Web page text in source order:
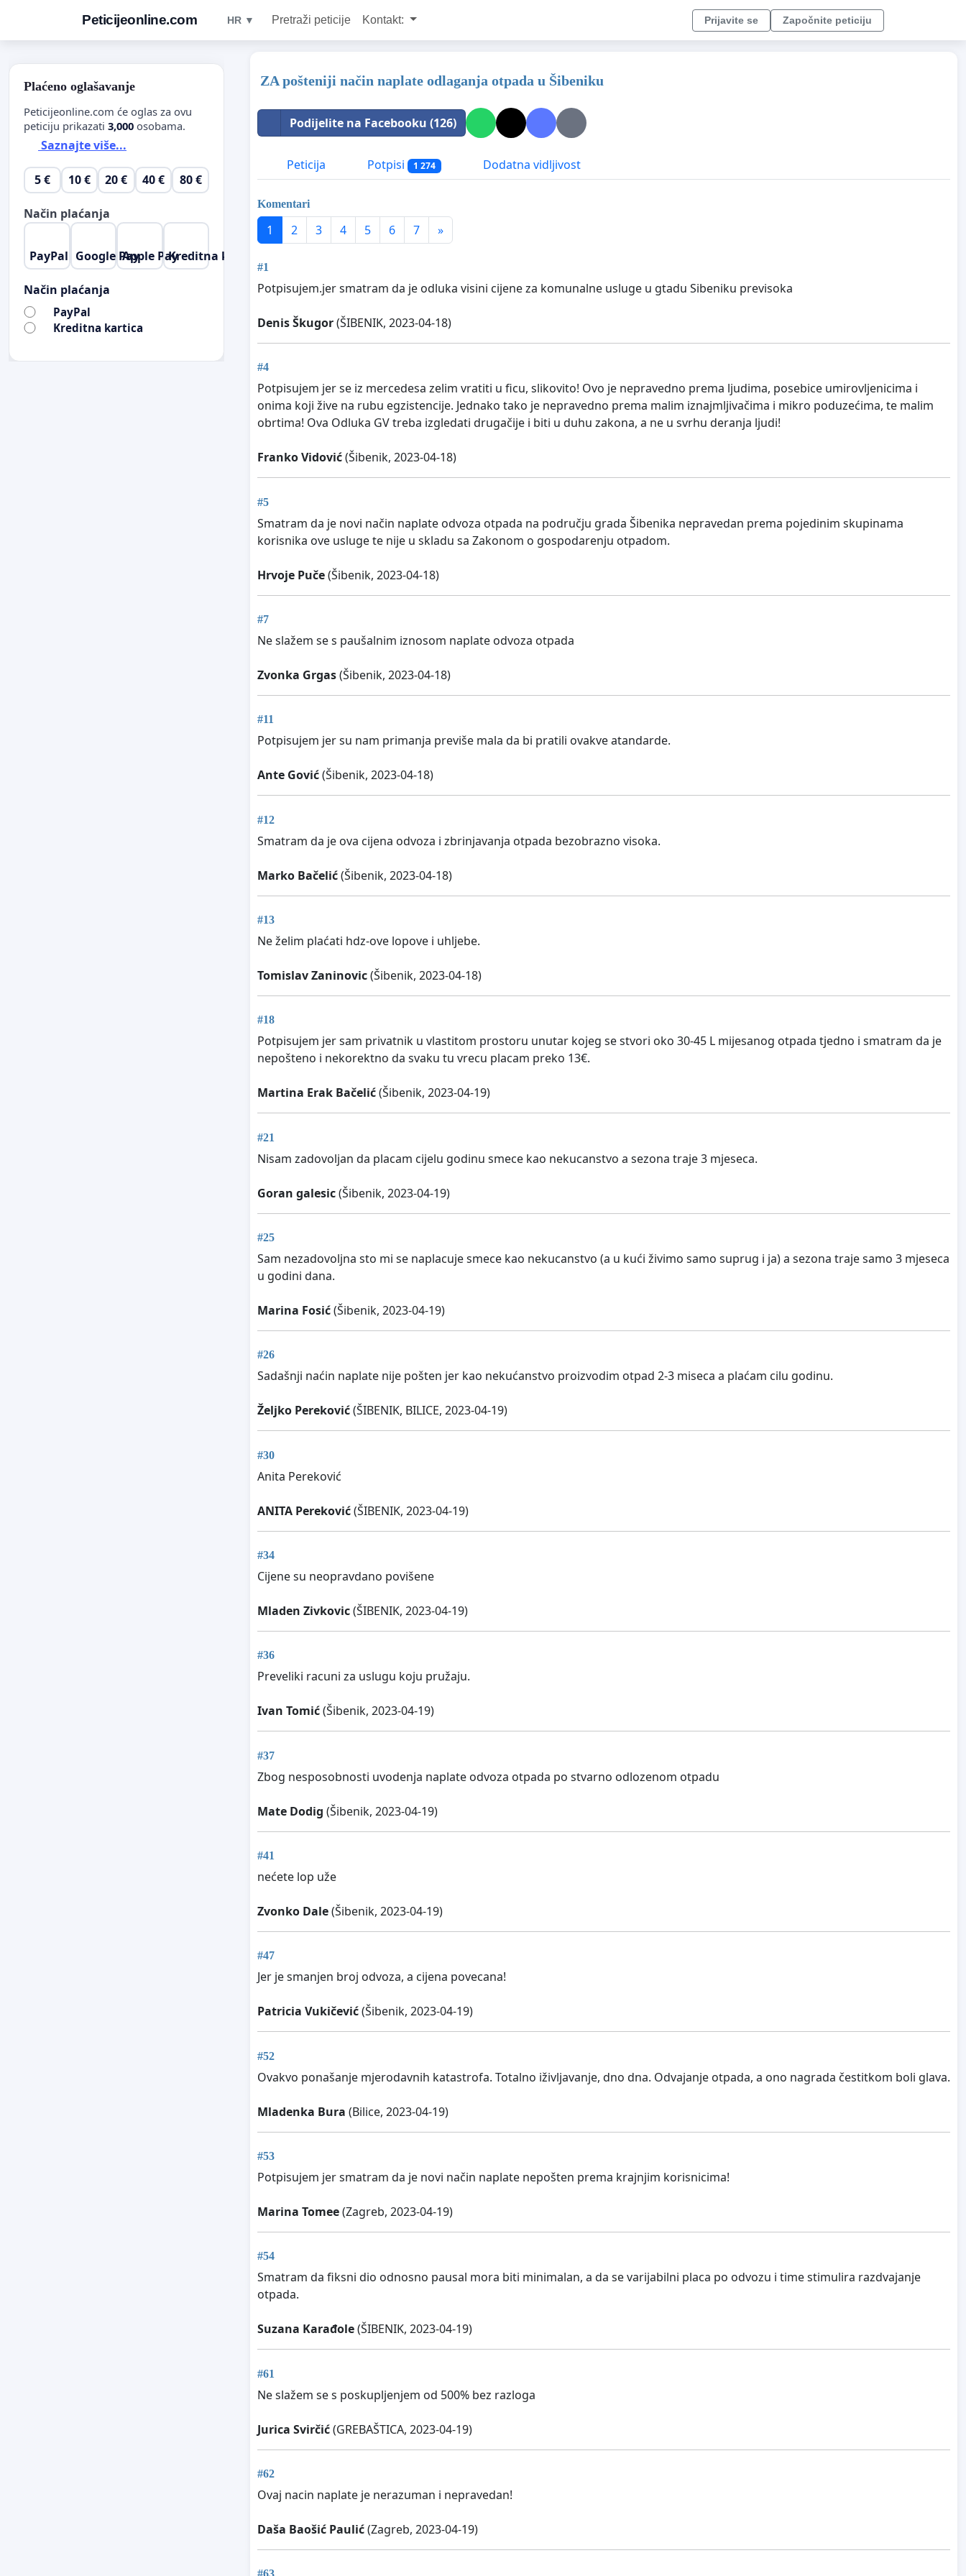
Peticijeonline.com HR ▼ Pretraži peticije Kontakt: Prijavite se Započnite peticiju
ZA pošteniji način naplate odlaganja otpada u Šibeniku
Podijelite na Facebooku (126)
Peticija Potpisi 1 274 Dodatna vidljivost
Komentari
1 2 3 4 5 6 7 »
#1
Potpisujem.jer smatram da je odluka visini cijene za komunalne usluge u gtadu Sibeniku previsoka
Denis Škugor(ŠIBENIK, 2023-04-18)
#4
Potpisujem jer se iz mercedesa zelim vratiti u ficu, slikovito! Ovo je nepravedno prema ljudima, posebice umirovljenicima i
onima koji žive na rubu egzistencije. Jednako tako je nepravedno prema malim iznajmljivačima i mikro poduzećima, te malim
obrtima! Ova Odluka GV treba izgledati drugačije i biti u duhu zakona, a ne u svrhu deranja ljudi!
Franko Vidović(Šibenik, 2023-04-18)
#5
Smatram da je novi način naplate odvoza otpada na području grada Šibenika nepravedan prema pojedinim skupinama
korisnika ove usluge te nije u skladu sa Zakonom o gospodarenju otpadom.
Hrvoje Puče(Šibenik, 2023-04-18)
#7
Ne slažem se s paušalnim iznosom naplate odvoza otpada
Zvonka Grgas(Šibenik, 2023-04-18)
#11
Potpisujem jer su nam primanja previše mala da bi pratili ovakve atandarde.
Ante Gović(Šibenik, 2023-04-18)
#12
Smatram da je ova cijena odvoza i zbrinjavanja otpada bezobrazno visoka.
Marko Bačelić(Šibenik, 2023-04-18)
#13
Ne želim plaćati hdz-ove lopove i uhljebe.
Tomislav Zaninovic(Šibenik, 2023-04-18)
#18
Potpisujem jer sam privatnik u vlastitom prostoru unutar kojeg se stvori oko 30-45 L mijesanog otpada tjedno i smatram da je
nepošteno i nekorektno da svaku tu vrecu placam preko 13€.
Martina Erak Bačelić(Šibenik, 2023-04-19)
#21
Nisam zadovoljan da placam cijelu godinu smece kao nekucanstvo a sezona traje 3 mjeseca.
Goran galesic(Šibenik, 2023-04-19)
#25
Sam nezadovoljna sto mi se naplacuje smece kao nekucanstvo (a u kući živimo samo suprug i ja) a sezona traje samo 3 mjeseca
u godini dana.
Marina Fosić(Šibenik, 2023-04-19)
#26
Sadašnji naćin naplate nije pošten jer kao nekućanstvo proizvodim otpad 2-3 miseca a plaćam cilu godinu.
Željko Pereković(ŠIBENIK, BILICE, 2023-04-19)
#30
Anita Pereković
ANITA Pereković(ŠIBENIK, 2023-04-19)
#34
Cijene su neopravdano povišene
Mladen Zivkovic(ŠIBENIK, 2023-04-19)
#36
Preveliki racuni za uslugu koju pružaju.
Ivan Tomić(Šibenik, 2023-04-19)
#37
Zbog nesposobnosti uvodenja naplate odvoza otpada po stvarno odlozenom otpadu
Mate Dodig (Šibenik, 2023-04-19)
#41
nećete lop uže
Zvonko Dale(Šibenik, 2023-04-19)
#47
Jer je smanjen broj odvoza, a cijena povecana!
Patricia Vukičević(Šibenik, 2023-04-19)
#52
Ovakvo ponašanje mjerodavnih katastrofa. Totalno iživljavanje, dno dna. Odvajanje otpada, a ono nagrada čestitkom boli glava.
Mladenka Bura (Bilice, 2023-04-19)
#53
Potpisujem jer smatram da je novi način naplate nepošten prema krajnjim korisnicima!
Marina Tomee(Zagreb, 2023-04-19)
#54
Smatram da fiksni dio odnosno pausal mora biti minimalan, a da se varijabilni placa po odvozu i time stimulira razdvajanje
otpada.
Suzana Karađole(ŠIBENIK, 2023-04-19)
#61
Ne slažem se s poskupljenjem od 500% bez razloga
Jurica Svirčić(GREBAŠTICA, 2023-04-19)
#62
Ovaj nacin naplate je nerazuman i nepravedan!
Daša Baošić Paulić(Zagreb, 2023-04-19)
Plaćeno oglašavanje
Peticijeonline.com će oglas za ovu
peticiju prikazati 3,000 osobama.
Saznajte više...
5 € 10 € 20 € 40 € 80 €
Način plaćanja
PayPal Google PayApple PayKreditna kartica
Način plaćanja
PayPal
Kreditna kartica